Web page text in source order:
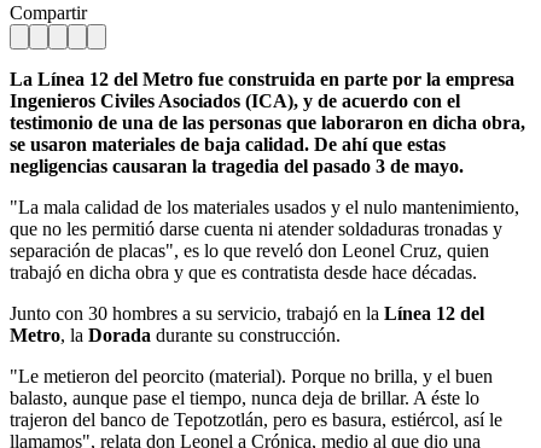
Compartir
La Línea 12 del Metro fue construida en parte por la empresa
Ingenieros Civiles Asociados (ICA), y de acuerdo con el
testimonio de una de las personas que laboraron en dicha obra,
se usaron materiales de baja calidad. De ahí que estas
negligencias causaran la tragedia del pasado 3 de mayo.
"La mala calidad de los materiales usados y el nulo mantenimiento,
que no les permitió darse cuenta ni atender soldaduras tronadas y
separación de placas", es lo que reveló don Leonel Cruz, quien
trabajó en dicha obra y que es contratista desde hace décadas.
Junto con 30 hombres a su servicio, trabajó en la Línea 12 del
Metro, la Dorada durante su construcción.
"Le metieron del peorcito (material). Porque no brilla, y el buen
balasto, aunque pase el tiempo, nunca deja de brillar. A éste lo
trajeron del banco de Tepotzotlán, pero es basura, estiércol, así le
llamamos", relata don Leonel a Crónica, medio al que dio una